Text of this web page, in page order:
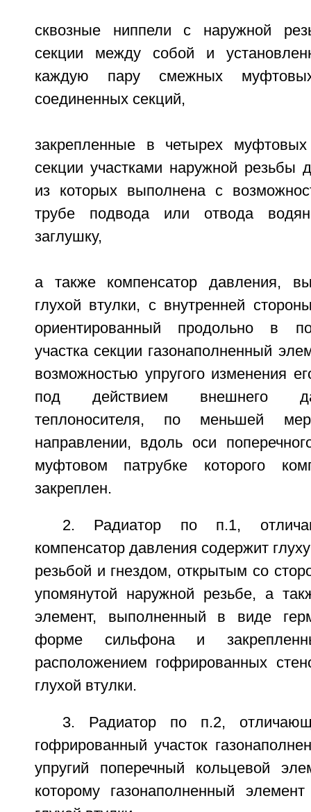
сквозные ниппели с наружной
секции между собой и
каждую пару смежных
соединенных секций,
закрепленные в четырех муфтовых
секции участками наружной резьбы
из которых выполнена с
трубе подвода или отвода
заглушку,
а также компенсатор давления,
глухой втулки, с внутренней
ориентированный продольно в
участка секции газонаполненный
возможностью упругого изменения
под действием внешнего
теплоносителя, по меньшей
направлении, вдоль оси
муфтовом патрубке которого
закреплен.
2. Радиатор по п.1,
компенсатор давления содержит
резьбой и гнездом, открытым со
упомянутой наружной резьбе, а
элемент, выполненный в виде
форме сильфона и
расположением гофрированных
глухой втулки.
3. Радиатор по п.2,
гофрированный участок
упругий поперечный кольцевой
которому газонаполненный